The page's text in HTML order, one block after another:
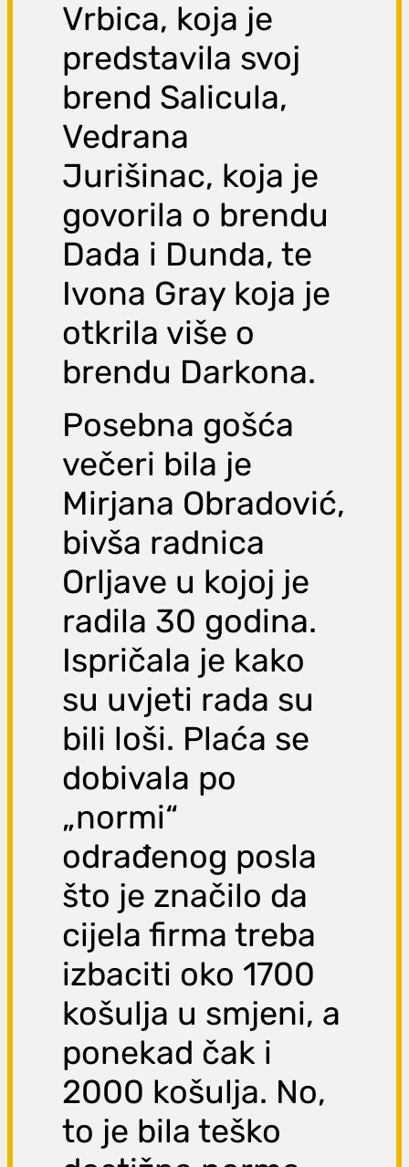
Vrbica, koja je
predstavila svoj
brend Salicula,
Vedrana
Jurišinac, koja je
govorila o brendu
Dada i Dunda, te
Ivona Gray koja je
otkrila više o
brendu Darkona.
Posebna gošća
večeri bila je
Mirjana Obradović,
bivša radnica
Orljave u kojoj je
radila 30 godina.
Ispričala je kako
su uvjeti rada su
bili loši. Plaća se
dobivala po
„normi“
odrađenog posla
što je značilo da
cijela firma treba
izbaciti oko 1700
košulja u smjeni, a
ponekad čak i
2000 košulja. No,
to je bila teško